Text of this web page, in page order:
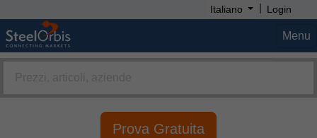
Italiano | Login
Menu
Prova Gratuita